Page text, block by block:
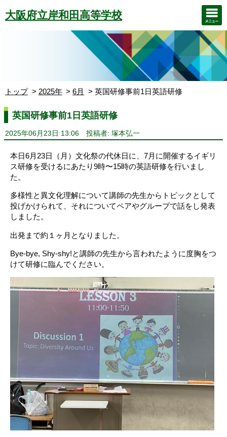
大阪府立岸和田高等学校
トップ 2025年 6月 英国研修事前1日英語研修
英国研修事前1日英語研修
2025年06月23日 13:06 投稿者: 塚本弘一
本日6月23日（月）文化祭の代休日に、 7月に開催するイギリ
ス研修を受けるにあたり9時〜15時の英語研修を行いまし
た。
多様性と異文化理解について講師の先生からトピックとして
投げかけられて、それについてペアやグループで話をし発表
しました。
出発まで約１ヶ月となりました。
Bye-bye, Shy-shy!と講師の先生から言われたように度胸をつ
けて研修に臨んでください。